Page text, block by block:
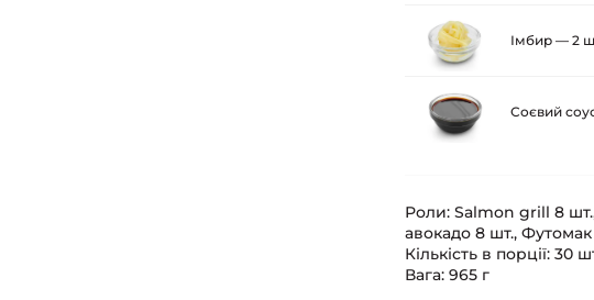
Імбир — 2
Соєвий
Роли: Salmon grill 8
авокадо 8 шт., Футомак
Кількість в порції: 30
Вага: 965 г